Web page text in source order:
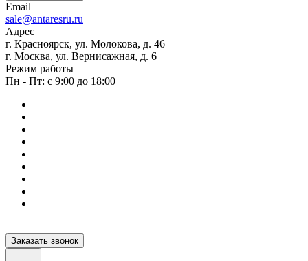
Email
sale@antaresru.ru
Адрес
г. Красноярск, ул. Молокова, д. 46
г. Москва, ул. Вернисажная, д. 6
Режим работы
Пн - Пт: с 9:00 до 18:00
Заказать звонок